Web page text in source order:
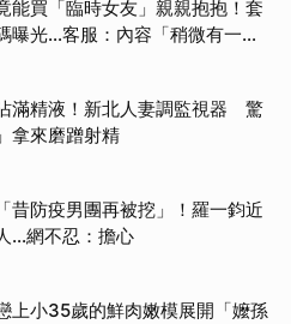
能買「臨時女友」親親抱抱！套
曝光…客服：內容「稍微有一點
滿精液！新北人妻調監視器 驚
拿來磨蹭射精
昔防疫男團再被挖」！羅一鈞近
…網不忍：擔心
上小35歲的鮮肉嫩模展開「嬤孫